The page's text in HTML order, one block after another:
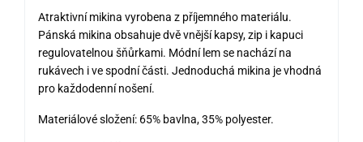
Atraktivní mikina vyrobena z příjemného materiálu.
Pánská mikina obsahuje dvě vnější kapsy, zip i kapuci
regulovatelnou šňůrkami. Módní lem se nachází na
rukávech i ve spodní části. Jednoduchá mikina je vhodná
pro každodenní nošení.
Materiálové složení: 65% bavlna, 35% polyester.